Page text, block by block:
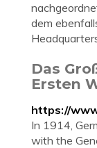
dem
Das
Ersten
https://
In 1914,
with the